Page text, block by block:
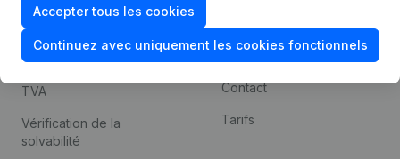
Accepter tous les cookies
Continuez avec uniquement les cookies fonctionnels
Consulter des comptes
annuels
TVA
Vérification de la
solvabilité
Contact
Tarifs